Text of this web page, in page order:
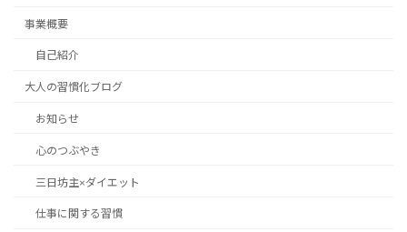
事業概要
自己紹介
大人の習慣化ブログ
お知らせ
心のつぶやき
三日坊主×ダイエット
仕事に関する習慣